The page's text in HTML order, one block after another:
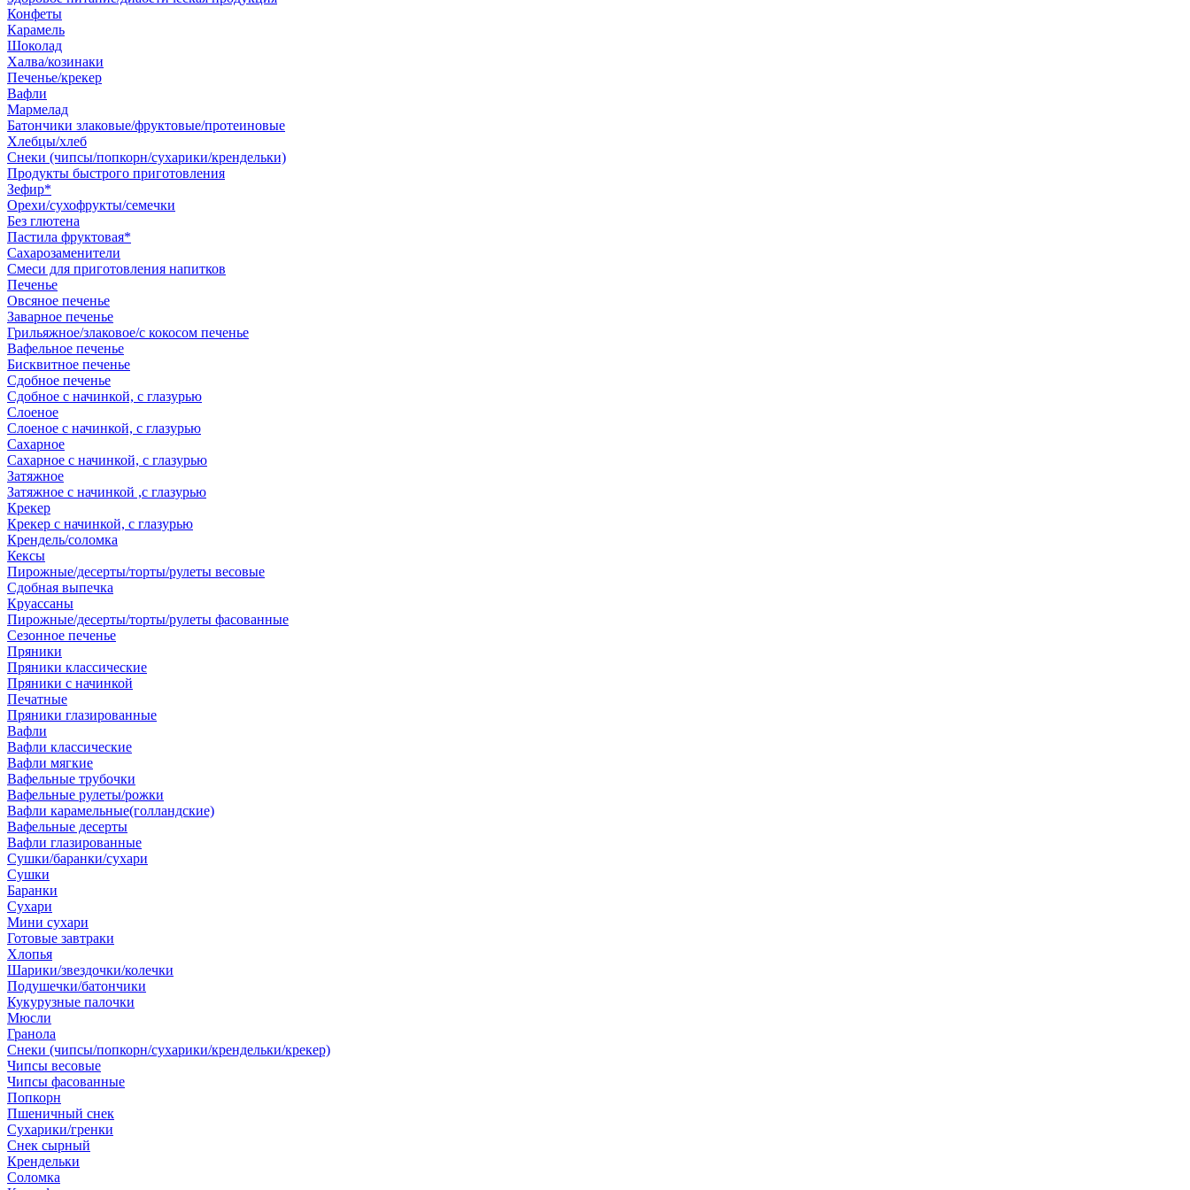
Конфеты
Карамель
Шоколад
Халва/козинаки
Печенье/крекер
Вафли
Мармелад
Батончики злаковые/фруктовые/протеиновые
Хлебцы/хлеб
Снеки (чипсы/попкорн/сухарики/крендельки)
Продукты быстрого приготовления
Зефир*
Орехи/сухофрукты/семечки
Без глютена
Пастила фруктовая*
Сахарозаменители
Смеси для приготовления напитков
Печенье
Овсяное печенье
Заварное печенье
Грильяжное/злаковое/с кокосом печенье
Вафельное печенье
Бисквитное печенье
Сдобное печенье
Сдобное с начинкой, с глазурью
Слоеное
Слоеное с начинкой, с глазурью
Сахарное
Сахарное с начинкой, с глазурью
Затяжное
Затяжное с начинкой ,с глазурью
Крекер
Крекер с начинкой, с глазурью
Крендель/соломка
Кексы
Пирожные/десерты/торты/рулеты весовые
Сдобная выпечка
Круассаны
Пирожные/десерты/торты/рулеты фасованные
Сезонное печенье
Пряники
Пряники классические
Пряники с начинкой
Печатные
Пряники глазированные
Вафли
Вафли классические
Вафли мягкие
Вафельные трубочки
Вафельные рулеты/рожки
Вафли карамельные(голландские)
Вафельные десерты
Вафли глазированные
Сушки/баранки/сухари
Сушки
Баранки
Сухари
Мини сухари
Готовые завтраки
Хлопья
Шарики/звездочки/колечки
Подушечки/батончики
Кукурузные палочки
Мюсли
Гранола
Снеки (чипсы/попкорн/сухарики/крендельки/крекер)
Чипсы весовые
Чипсы фасованные
Попкорн
Пшеничный снек
Сухарики/гренки
Снек сырный
Крендельки
Соломка